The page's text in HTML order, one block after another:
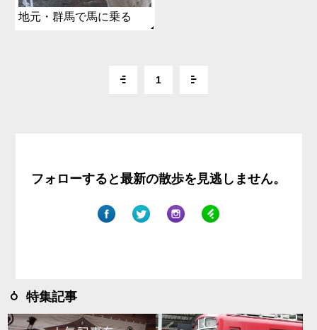
地元・群馬で馬に乗る
1
フォローすると最新の散歩を見逃しません。
特集記事